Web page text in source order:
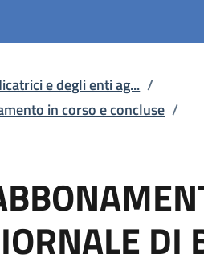
e degli enti ag... /
in corso e concluse /
DI